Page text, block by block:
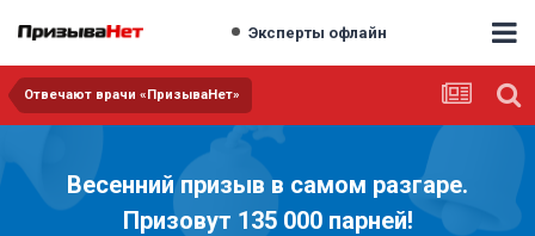
Эксперты офлайн
Отвечают врачи «ПризываНет»
Весенний призыв в самом разгаре.
Призовут 135 000 парней!